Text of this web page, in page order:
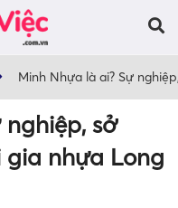
Minh Nhựa là ai? Sự
sở
gia nhựa Long